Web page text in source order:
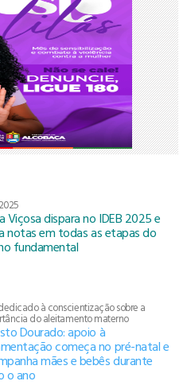
Viçosa dispara no IDEB 2025 e
notas em todas as etapas do
fundamental
à conscientização sobre a
do aleitamento materno
Dourado: apoio à
começa no pré-natal e
mães e bebês durante
o ano